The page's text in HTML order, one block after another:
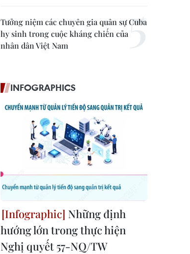
Tưởng niệm các chuyên gia quân sự Cuba
hy sinh trong cuộc kháng chiến của
nhân dân Việt Nam
INFOGRAPHICS
Những định
hướng lớn trong thực hiện
Nghị quyết 57-NQ/TW